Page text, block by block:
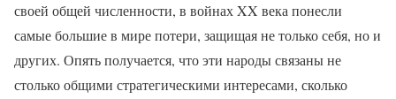
своей общей численности, в войнахXX века понесли
самые большие в мире потери, защищая не только себя, но и
других. Опять получается, что эти народы связаны не
столько общими стратегическими интересами, сколько